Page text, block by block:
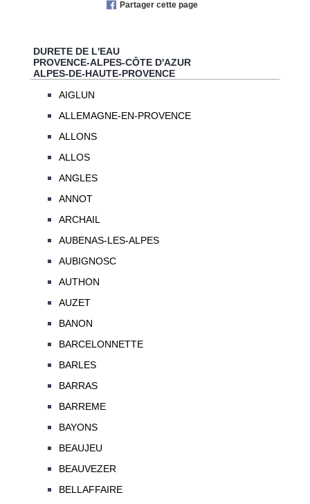
Partager cette page
DURETE DE L'EAU
PROVENCE-ALPES-CÔTE D'AZUR
ALPES-DE-HAUTE-PROVENCE
AIGLUN
ALLEMAGNE-EN-PROVENCE
ALLONS
ALLOS
ANGLES
ANNOT
ARCHAIL
AUBENAS-LES-ALPES
AUBIGNOSC
AUTHON
AUZET
BANON
BARCELONNETTE
BARLES
BARRAS
BARREME
BAYONS
BEAUJEU
BEAUVEZER
BELLAFFAIRE